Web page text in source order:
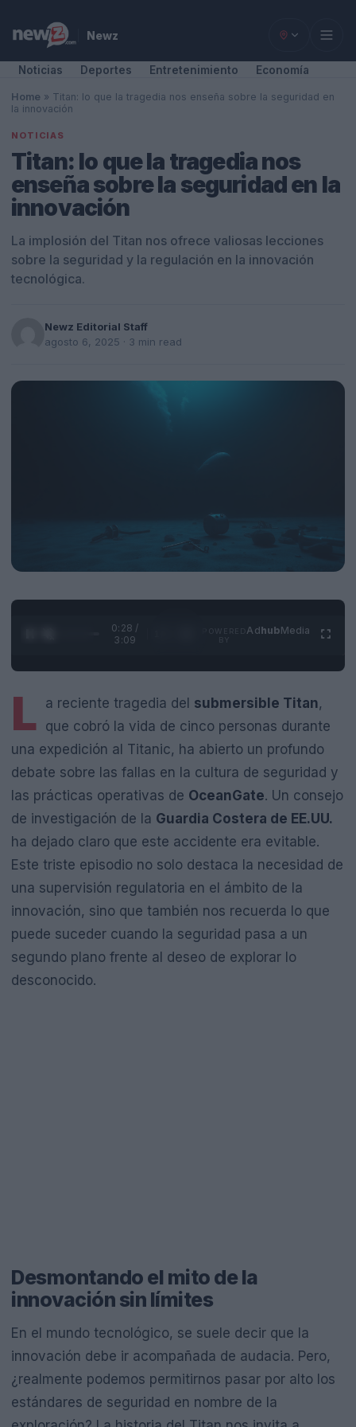
Newz
Noticias Deportes Entretenimiento Economía
Home » Titan: lo que la tragedia nos enseña sobre la seguridad en
la innovación
NOTICIAS
Titan: lo que la tragedia nos
enseña sobre la seguridad en la
innovación
La implosión del Titan nos ofrece valiosas lecciones
sobre la seguridad y la regulación en la innovación
tecnológica.
Newz Editorial Staff
agosto 6, 2025 · 3 min read
0:28 /
3:09
AdhubMedia
L a reciente tragedia del submersible Titan,
que cobró la vida de cinco personas durante
una expedición al Titanic, ha abierto un profundo
debate sobre las fallas en la cultura de seguridad y
las prácticas operativas de OceanGate. Un consejo
de investigación de la Guardia Costera de EE.UU.
ha dejado claro que este accidente era evitable.
Este triste episodio no solo destaca la necesidad de
una supervisión regulatoria en el ámbito de la
innovación, sino que también nos recuerda lo que
puede suceder cuando la seguridad pasa a un
segundo plano frente al deseo de explorar lo
desconocido.
Desmontando el mito de la
innovación sin límites
En el mundo tecnológico, se suele decir que la
innovación debe ir acompañada de audacia. Pero,
¿realmente podemos permitirnos pasar por alto los
estándares de seguridad en nombre de la